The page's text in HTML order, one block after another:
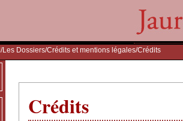
/Les Dossiers/Crédits et mentions légales/Crédits
Crédits